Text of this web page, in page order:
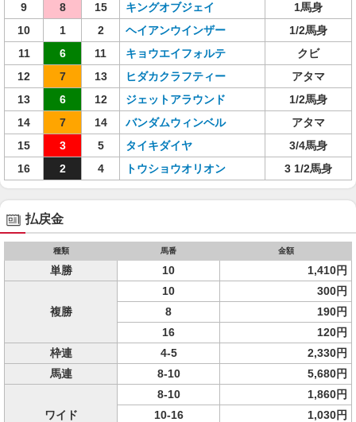
9
8 15 キングオブジェイ
1馬身
10
1 2 ヘイアンウインザー
1/2馬身
11
6 11 キョウエイフォルテ
クビ
12
7 13 ヒダカクラフティー
アタマ
13
6 12 ジェットアラウンド
1/2馬身
14
7 14 バンダムウィンベル
アタマ
15
3 5 タイキダイヤ
3/4馬身
16
2 4 トウショウオリオン 3 1/2馬身
払戻金
種類 馬番 金額
単勝 10 1,410円
複勝
10
300円
8
190円
16
120円
枠連
4-5
2,330円
馬連
8-10 5,680円
ワイド
8-10
1,860円
10-16
1,030円